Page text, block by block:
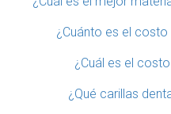
¿Cuánto es el
¿Cuál es el
¿Qué carillas